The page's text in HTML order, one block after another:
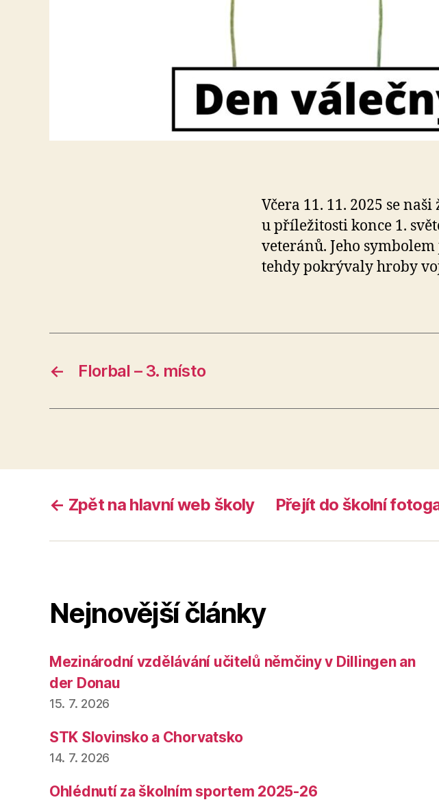
Včera 11. 11. 2025 se
u příležitosti konce 1.
veteránů. Jeho
tehdy pokrývaly hroby
← Florbal – 3. místo
← Zpět na hlavní web školy Přejít do školní
Nejnovější články
Mezinárodní vzdělávání učitelů němčiny v Dillingen an
der Donau
15. 7. 2026
STK Slovinsko a Chorvatsko
14. 7. 2026
Ohlédnutí za školním sportem 2025-26